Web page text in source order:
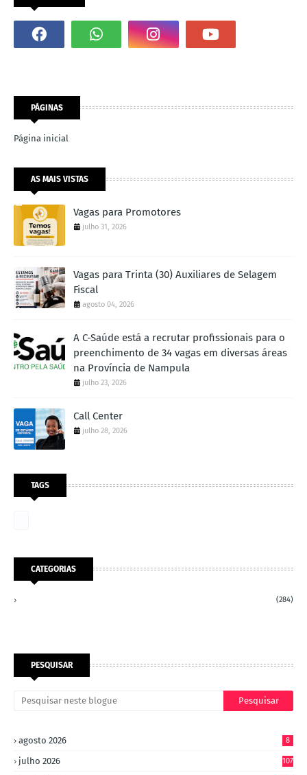
PÁGINAS
Página inicial
AS MAIS VISTAS
Vagas para Promotores
julho 31, 2026
Vagas para Trinta (30) Auxiliares de Selagem
Fiscal
agosto 04, 2026
A C-Saúde está a recrutar profissionais para o
preenchimento de 34 vagas em diversas áreas
na Província de Nampula
julho 23, 2026
Call Center
julho 28, 2026
TAGS
CATEGORIAS
(284)
PESQUISAR
agosto 2026 8
julho 2026 107